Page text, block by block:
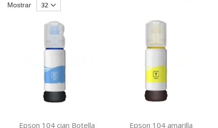
Mostrar
Epson 104 cian Botella
Epson 104 amarilla